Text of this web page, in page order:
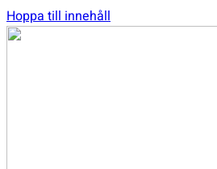
Hoppa till innehåll